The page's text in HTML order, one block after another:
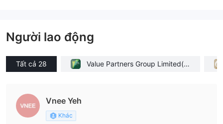
Người lao động
Tất cả 28
Value Partners Group Limited(H
Vnee Yeh
Khác